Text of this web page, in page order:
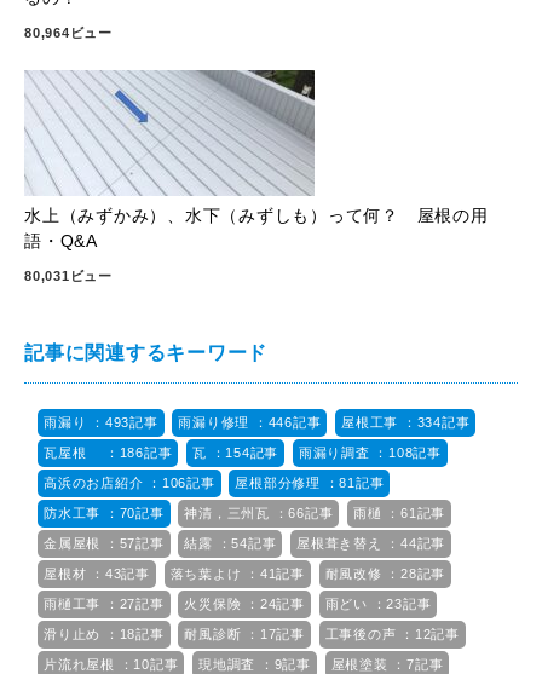
80,964ビュー
水上（みずかみ）、水下（みずしも）って何？ 屋根の用
語・Q&A
80,031ビュー
記事に関連するキーワード
雨漏り ：493記事 雨漏り修理 ：446記事 屋根工事 ：334記事
瓦屋根 ：186記事 瓦 ：154記事 雨漏り調査 ：108記事
高浜のお店紹介 ：106記事 屋根部分修理 ：81記事
防水工事 ：70記事 神清，三州瓦 ：66記事 雨樋 ：61記事
金属屋根 ：57記事 結露 ：54記事 屋根葺き替え ：44記事
屋根材 ：43記事 落ち葉よけ ：41記事 耐風改修 ：28記事
雨樋工事 ：27記事 火災保険 ：24記事 雨どい ：23記事
滑り止め ：18記事 耐風診断 ：17記事 工事後の声 ：12記事
片流れ屋根 ：10記事 現地調査 ：9記事 屋根塗装 ：7記事